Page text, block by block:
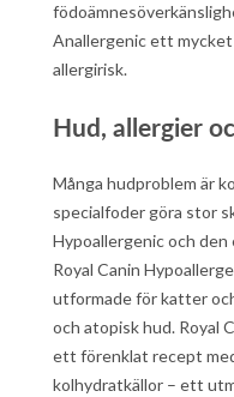
Anallergenic ett
allergirisk.
Hud, allergier
Många hudproblem är
specialfoder göra stor
Hypoallergenic och
Royal Canin
utformade för katter
och atopisk hud. Royal
ett förenklat recept
kolhydratkällor – ett